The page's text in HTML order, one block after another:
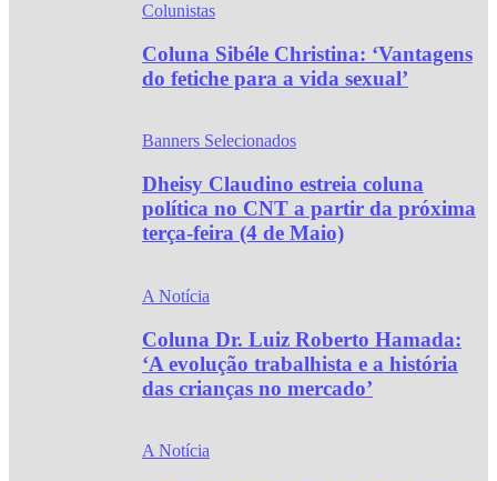
Colunistas
Coluna Sibéle Christina: ‘Vantagens
do fetiche para a vida sexual’
Banners Selecionados
Dheisy Claudino estreia coluna
política no CNT a partir da próxima
terça-feira (4 de Maio)
A Notícia
Coluna Dr. Luiz Roberto Hamada:
‘A evolução trabalhista e a história
das crianças no mercado’
A Notícia